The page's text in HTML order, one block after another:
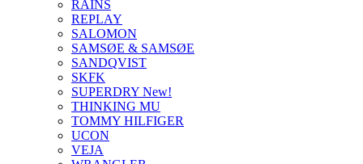
RAINS
REPLAY
SALOMON
SAMSØE & SAMSØE
SANDQVIST
SKFK
SUPERDRY New!
THINKING MU
TOMMY HILFIGER
UCON
VEJA